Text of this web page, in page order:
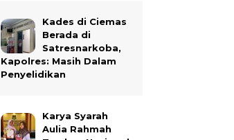
Kades di Ciemas
Berada di
Satresnarkoba,
Kapolres: Masih Dalam
Penyelidikan
Karya Syarah
Aulia Rahmah